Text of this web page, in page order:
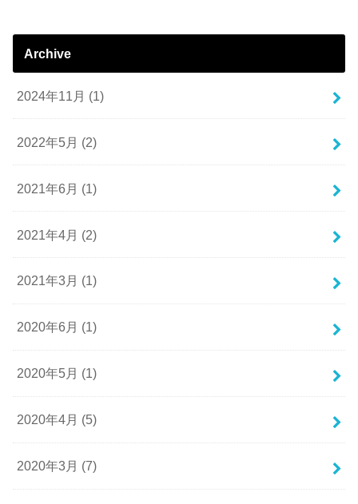
Archive
2024年11月 (1)
2022年5月 (2)
2021年6月 (1)
2021年4月 (2)
2021年3月 (1)
2020年6月 (1)
2020年5月 (1)
2020年4月 (5)
2020年3月 (7)